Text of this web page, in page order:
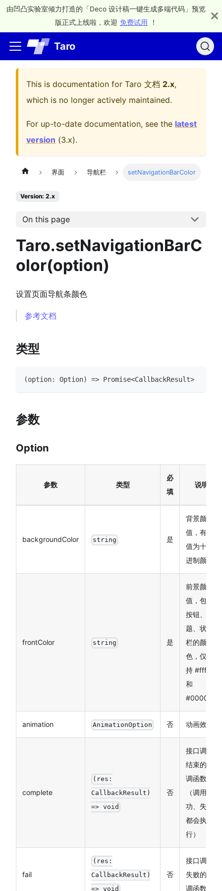
由凹凸实验室倾力打造的「Deco 设计稿一键生成多端代码」预览
版正式上线啦，欢迎 免费试用 ！
Taro
This is documentation for Taro 文档 2.x,
which is no longer actively maintained.
For up-to-date documentation, see the latest
version (3.x).
界面 导航栏 setNavigationBarColor
Version: 2.x
On this page
Taro.setNavigationBarC
olor(option)
设置页面导航条颜色
参考文档
类型
(option: Option) => Promise<CallbackResult>
参数
Option
参数 类型
必
填
说明
backgroundColor string 是
背景颜色
值，有效
值为十六
进制颜色
frontColor string 是
前景颜色
值，包括
按钮、标
题、状态
栏的颜
色，仅支
持 #ffffff
和
#000000
animation AnimationOption 否 动画效果
complete
(res:
CallbackResult)
=> void
否
接口调用
结束的回
调函数
（调用成
功、失败
都会执
行）
fail
(res:
CallbackResult)
=> void
否
接口调用
失败的回
调函数